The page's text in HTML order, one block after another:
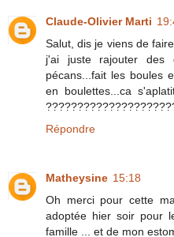
Claude-Olivier Marti
Salut, dis je viens de
j'ai juste rajouter
pécans...fait les boules
en boulettes...ca
Répondre
Matheysine 15:18
Oh merci pour cette
adoptée hier soir pour
famille ... et de mon